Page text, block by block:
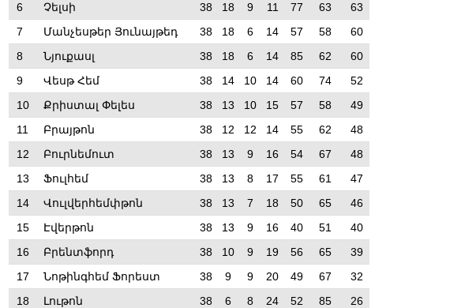
6
Չելսի 38 18 9 11 77 63
63
7
Մանչեսթեր Յունայթեդ 38 18 6 14 57 58
60
8
Նյուքասլ 38 18 6 14 85 62
60
9
Վեսթ Հեմ 38 14 10 14 60 74
52
10
Քրիստալ Փելես 38 13 10 15 57 58
49
11
Բրայթոն 38 12 12 14 55 62
48
12
Բուրնեմուտ 38 13 9 16 54 67
48
13
Ֆուլհեմ 38 13 8 17 55 61
47
14
Վուլվերհեմփթոն 38 13 7 18 50 65
46
15
Էվերթոն 38 13 9 16 40 51
40
16
Բրենտֆորդ 38 10 9 19 56 65
39
17
Նոթինգհեմ Ֆորեստ 38 9 9 20 49 67
32
18
Լութոն 38 6 8 24 52 85
26